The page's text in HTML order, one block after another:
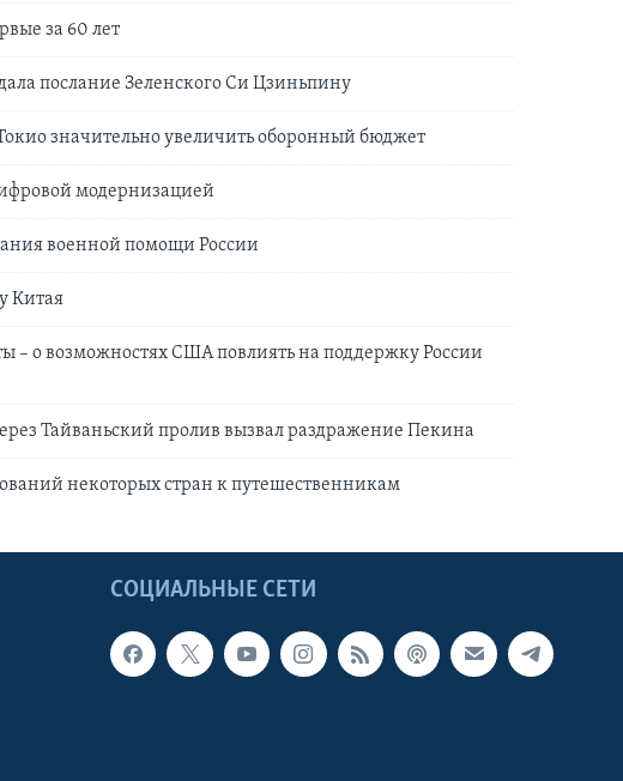
за 60 лет
послание Зеленского Си Цзиньпину
значительно увеличить оборонный бюджет
модернизацией
военной помощи России
Китая
– о возможностях США повлиять на поддержку России
Тайваньский пролив вызвал раздражение Пекина
некоторых стран к путешественникам
СОЦИАЛЬНЫЕ СЕТИ